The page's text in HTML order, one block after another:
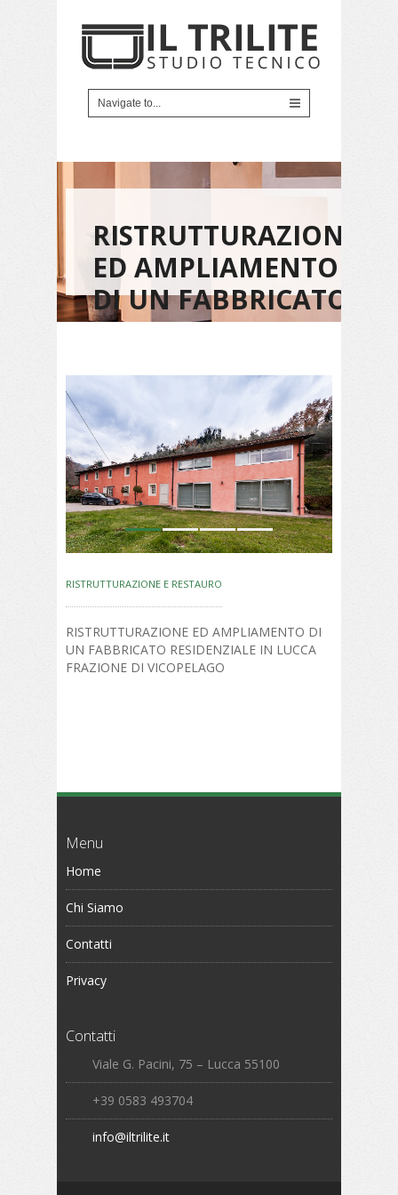
RISTRUTTURAZIONE
ED AMPLIAMENTO
DI UN FABBRICATO
RESIDENZIALE IN
VICOPELAGO
1 2 3 4
RISTRUTTURAZIONE E RESTAURO
RISTRUTTURAZIONE ED AMPLIAMENTO DI
UN FABBRICATO RESIDENZIALE IN LUCCA
FRAZIONE DI VICOPELAGO
Menu
Home
Chi Siamo
Contatti
Privacy
Contatti
Viale G. Pacini, 75 – Lucca 55100
+39 0583 493704
info@iltrilite.it